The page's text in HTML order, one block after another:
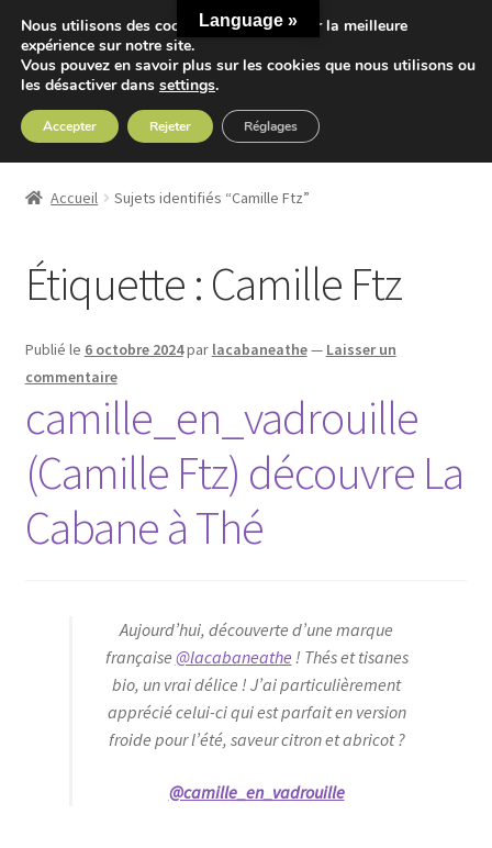
Aller
à
la
navigation
Aller
au
contenu
Accueil
Nos Tisanes
Detox
Accessoires
Accueil Sujets identifiés “Camille Ftz”
Étiquette : Camille Ftz
Publié le 6 octobre 2024par lacabaneathe— Laisser un
commentaire
camille_en_vadrouille
(Camille Ftz) découvre La
Cabane à Thé
Aujourd’hui, découverte d’une marque
française @lacabaneathe ! Thés et tisanes
bio, un vrai délice ! J’ai particulièrement
apprécié celui-ci qui est parfait en version
froide pour l’été, saveur citron et abricot ?
@camille_en_vadrouille
Language »
Nous utilisons des cookies pour vous offrir la meilleure
expérience sur notre site.
Vous pouvez en savoir plus sur les cookies que nous utilisons ou
les désactiver dans settings.
Accepter Rejeter Réglages